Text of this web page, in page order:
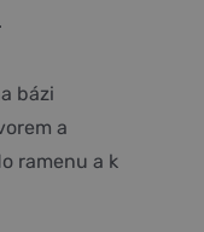
bázi
a
ramenu a k